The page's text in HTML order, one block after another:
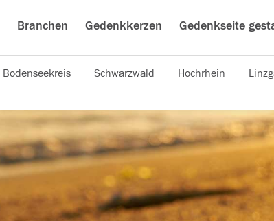
Branchen Gedenkkerzen Gedenkseite
Bodenseekreis Schwarzwald Hochrhein